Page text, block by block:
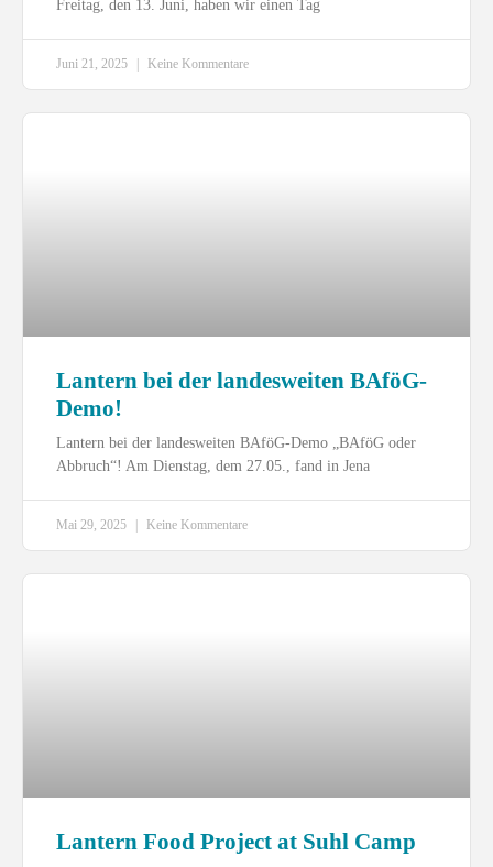
Freitag, den 13. Juni, haben wir einen Tag
Juni 21, 2025 Keine Kommentare
Lantern bei der landesweiten BAföG-
Demo!
Lantern bei der landesweiten BAföG-Demo „BAföG oder
Abbruch“! Am Dienstag, dem 27.05., fand in Jena
Mai 29, 2025 Keine Kommentare
Lantern Food Project at Suhl Camp